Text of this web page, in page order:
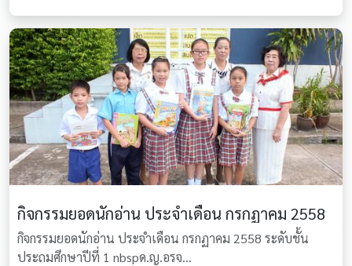
กิจกรรมยอดนักอ่าน ประจำเดือน กรกฏาคม 2558
กิจกรรมยอดนักอ่าน ประจำเดือน กรกฏาคม 2558 ระดับชั้น
ประถมศึกษาปีที่ 1 nbspด.ญ.อรจ...